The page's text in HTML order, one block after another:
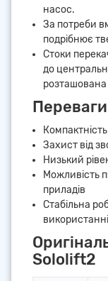
насос.
За потреби
подрібнює
Стоки
до
Захист від
Низький
Можливість
приладів
Стабільна
використанні
Sololift2